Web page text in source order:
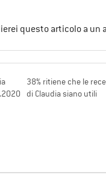
questo articolo a un
38% ritiene che le
di Claudia siano utili